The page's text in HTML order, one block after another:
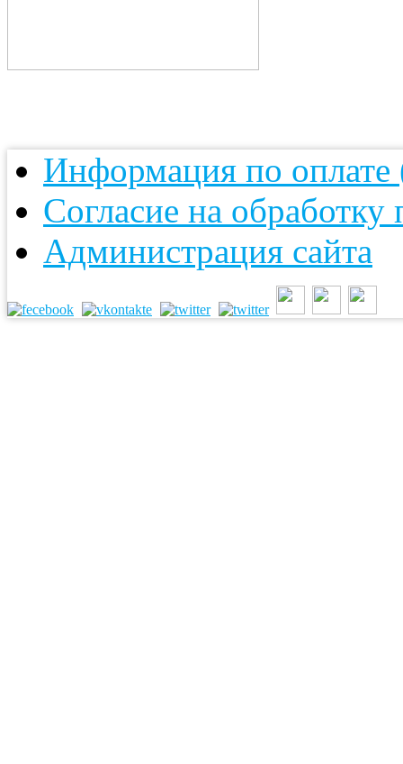
Информация по оплате
Согласие на
Администрация сайта